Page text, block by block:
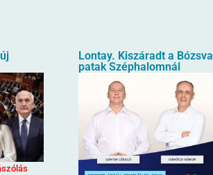
Lontay. Kiszáradt a
patak Széphalomnál